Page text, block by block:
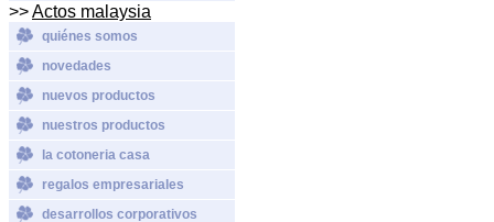
>>Actos malaysia
quiénes somos
novedades
nuevos productos
nuestros productos
la cotoneria casa
regalos empresariales
desarrollos corporativos